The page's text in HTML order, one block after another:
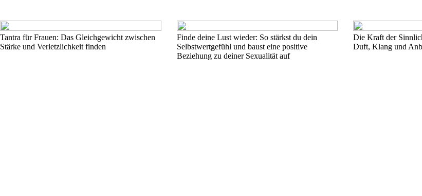
Tantra für Frauen: Das Gleichgewicht zwischen
Stärke und Verletzlichkeit finden
Finde deine Lust wieder: So stärkst du dein
Selbstwertgefühl und baust eine positive
Beziehung zu deiner Sexualität auf
Die Kraft der
Duft, Klang und